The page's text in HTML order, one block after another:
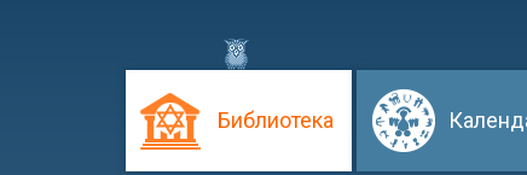
Библиотека